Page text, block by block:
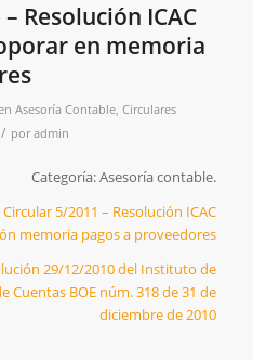
Resolución ICAC
en memoria
Asesoría Contable, Circulares
/ poradmin
Categoría: Asesoría contable.
Circular 5/2011 – Resolución ICAC
memoria pagos a proveedores
29/12/2010 del Instituto de
Cuentas BOE núm. 318 de 31 de
diciembre de 2010